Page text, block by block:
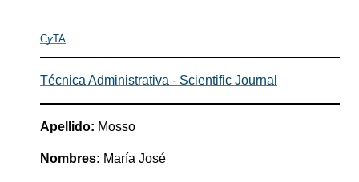
CyTA
Técnica Administrativa - Scientific Journal
Apellido: Mosso
Nombres: María José